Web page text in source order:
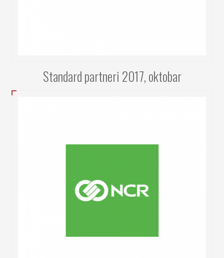
Standard partneri 2017, oktobar